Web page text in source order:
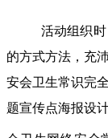
活动组织
的方式方法，充
安会卫生常识完
题宣传点海报设